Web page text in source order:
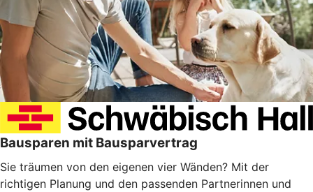
Bausparen mit Bausparvertrag
Sie träumen von den eigenen vier Wänden? Mit der
richtigen Planung und den passenden Partnerinnen und